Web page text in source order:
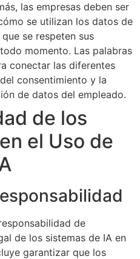
las empresas deben ser
se utilizan los datos de
se respeten sus
momento. Las palabras
conectar las diferentes
consentimiento y la
de datos del empleado.
de los
el Uso de
de
de los sistemas de IA en
garantizar que los